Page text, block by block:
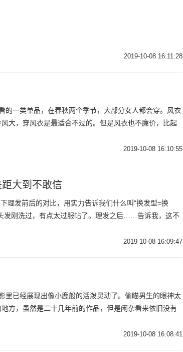
2019-10-08 16:11:28
的一类单品，在春秋两个季节，大部分女人都会穿。风衣
大，穿风衣是最适合不过的。但是风衣也不廉价，比起
2019-10-08 16:10:55
大到不敢信
理发前后的对比，用实力告诉我们什么叫“换发型=换
发刚洗过，有点太过服帖了。理发之后……告诉我，这不
2019-10-08 16:09:47
里已经展现出像小鹿般的活泼灵动了。偷瞄男生的眼神太
方，虽然是二十几年前的作品，但是闲杂看来依旧没有
2019-10-08 16:08:41